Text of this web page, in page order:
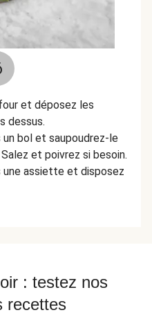
et déposez les
dessus.
bol et saupoudrez-le
et poivrez si besoin.
une assiette et disposez
: testez nos
recettes